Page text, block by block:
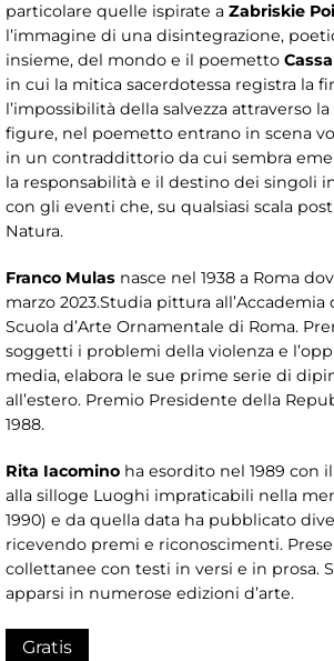
particolare quelle ispirate a Zabriskie
l’immagine di una disintegrazione,
insieme, del mondo e il poemetto
in cui la mitica sacerdotessa registra la
l’impossibilità della salvezza attraverso
figure, nel poemetto entrano in scena
in un contraddittorio da cui sembra
la responsabilità e il destino dei singoli
con gli eventi che, su qualsiasi scala
Natura.
Franco Mulas nasce nel 1938 a Roma
marzo 2023.Studia pittura all’Accademia
Scuola d’Arte Ornamentale di Roma.
soggetti i problemi della violenza e
media, elabora le sue prime serie di
all’estero. Premio Presidente della
1988.
Rita Iacomino ha esordito nel 1989 con
alla silloge Luoghi impraticabili nella
1990) e da quella data ha pubblicato
ricevendo premi e riconoscimenti.
collettanee con testi in versi e in prosa.
apparsi in numerose edizioni d’arte.
Gratis